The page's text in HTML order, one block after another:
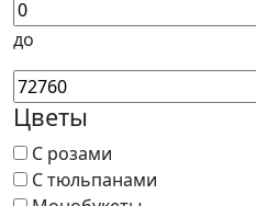
до
Цветы
С розами
С тюльпанами